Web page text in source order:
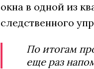
окна в одной из
следственного
По итогам
еще раз